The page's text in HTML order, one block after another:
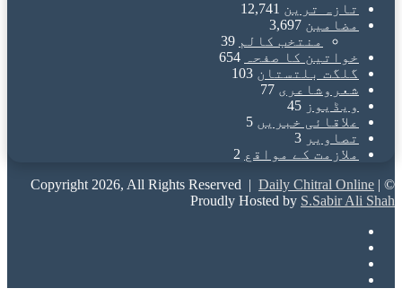
تازہ ترین 12,741
مضامین 3,697
منتخب کالم 39
خواتین کا صفحہ
654
گلگت بلتستان 103
شعروشاعری 77
ویڈیوز 45
علاقائی خبریں 5
تصاویر 3
ملازمت کے مواقع 2
© Copyright 2026, All Rights Reserved |
Daily Chitral Online |
Proudly Hosted by S.Sabir Ali Shah